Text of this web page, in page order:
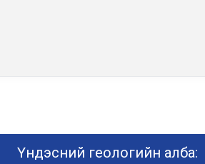
Үндэсний геологийн алба: